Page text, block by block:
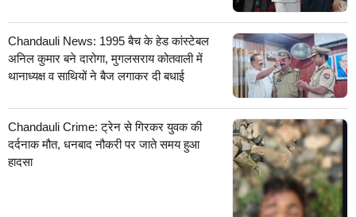
Chandauli News: 1995 बैच के हेड कांस्टेबल
अनिल कुमार बने दारोगा, मुगलसराय कोतवाली में
थानाध्यक्ष व साथियों ने बैज लगाकर दी बधाई
Chandauli Crime: ट्रेन से गिरकर युवक की
दर्दनाक मौत, धनबाद नौकरी पर जाते समय हुआ
हादसा